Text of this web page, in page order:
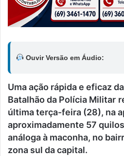
Ouvir Versão em Áudio:
Uma ação rápida e eficaz da
Batalhão da Polícia Militar
última terça-feira (28), na
aproximadamente 57
análoga à maconha, no
zona sul da capital.